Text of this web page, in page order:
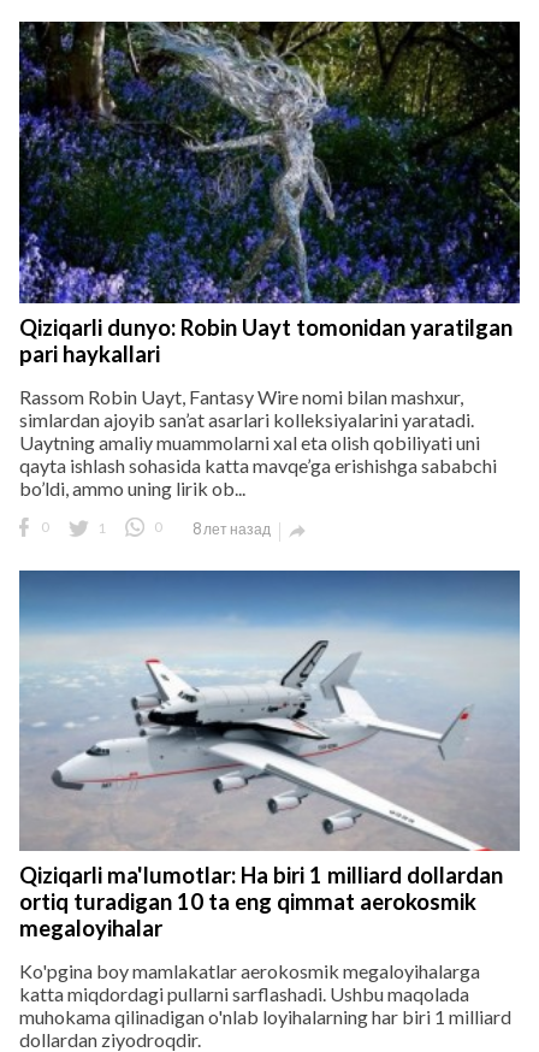
Qiziqarli dunyo: Robin Uayt tomonidan yaratilgan
pari haykallari
Rassom Robin Uayt, Fantasy Wire nomi bilan mashxur,
simlardan ajoyib san’at asarlari kolleksiyalarini yaratadi.
Uaytning amaliy muammolarni xal eta olish qobiliyati uni
qayta ishlash sohasida katta mavqe’ga erishishga sababchi
bo’ldi, ammo uning lirik ob...
0 1 0 8 лет назад 
Qiziqarli ma'lumotlar: Ha biri 1 milliard dollardan
ortiq turadigan 10 ta eng qimmat aerokosmik
megaloyihalar
Ko'pgina boy mamlakatlar aerokosmik megaloyihalarga
katta miqdordagi pullarni sarflashadi. Ushbu maqolada
muhokama qilinadigan o'nlab loyihalarning har biri 1 milliard
dollardan ziyodroqdir.